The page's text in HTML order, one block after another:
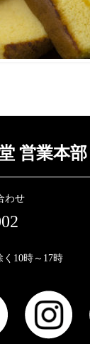
営業本部
わせ
10時～17時